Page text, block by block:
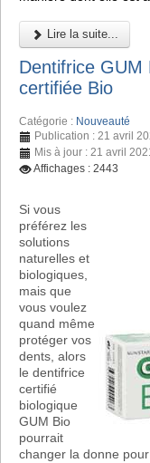
Lire la suite...
Dentifrice
certifiée Bio
Catégorie : Nouveauté
Publication : 21 avril
Mis à jour : 21 avril
Affichages : 2443
Si vous
préférez les
solutions
naturelles et
biologiques,
mais que
vous voulez
quand même
protéger vos
dents, alors
le dentifrice
certifié
biologique
GUM Bio
pourrait
changer la donne